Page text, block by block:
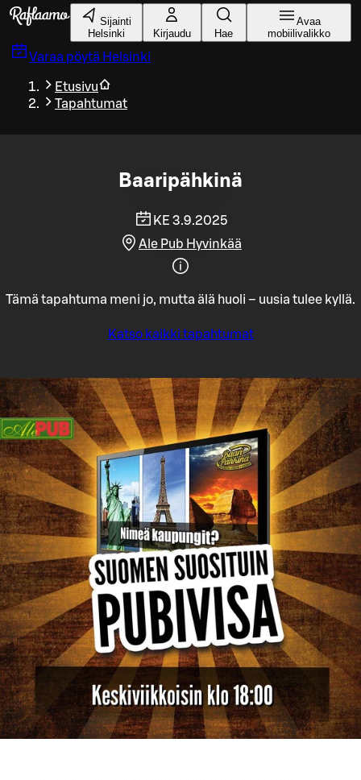
Siirry pääsisältöön
Sijainti
Helsinki
Kirjaudu Hae
Avaa
mobiilivalikko
Varaa pöytä Helsinki
Etusivu
Tapahtumat
Baaripähkinä
KE 3.9.2025
Ale Pub Hyvinkää
Tämä tapahtuma meni jo, mutta älä huoli – uusia tulee kyllä.
Katso kaikki tapahtumat